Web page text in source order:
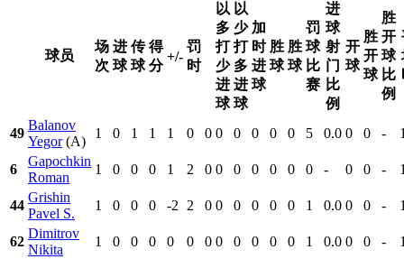
球员
场
次
进
球
传
球
得
分
+/-
罚
时
以
多
打
少
进
球
以
少
打
多
进
球
加
时
进
球
胜
球
胜
球
罚
球
比
赛
进
球
射
门
比
例
开
球
胜
开
球
胜
开
球
比
例
49
Balanov
Yegor(A)
1 0 1 1 1 0 0 0 0 0 0 0 5 0.0 0 0 -
6
Gapochkin
Roman
1 0 0 0 1 2 0 0 0 0 0 0 0 - 0 0 -
44
Grishin
Pavel S.
1 0 0 0 -2 2 0 0 0 0 0 0 1 0.0 0 0 -
62
Dimitrov
Nikita
1 0 0 0 0 0 0 0 0 0 0 0 1 0.0 0 0 -